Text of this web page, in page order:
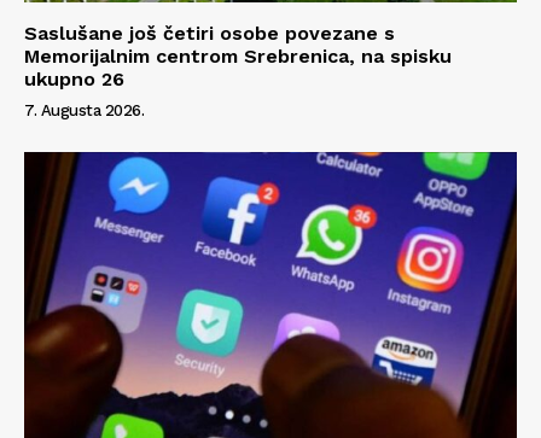
Saslušane još četiri osobe povezane s
Memorijalnim centrom Srebrenica, na spisku
ukupno 26
7. Augusta 2026.